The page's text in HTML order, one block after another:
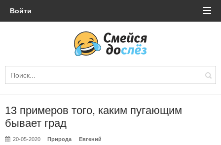
Войти
13 примеров того, каким пугающим
бывает град
20-05-2020 Природа Евгений